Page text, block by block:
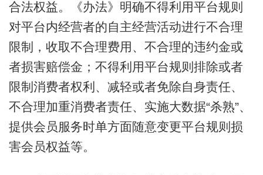
合法权益。《办法》明确不得利用平台规则
对平台内经营者的自主经营活动进行不合理
限制，收取不合理费用、不合理的违约金或
者损害赔偿金；不得利用平台规则排除或者
限制消费者权利、减轻或者免除自身责任、
不合理加重消费者责任、实施大数据“杀熟”、
提供会员服务时单方面随意变更平台规则损
害会员权益等。